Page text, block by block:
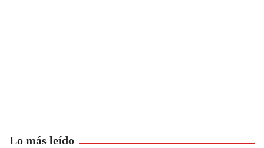
Lo más leído